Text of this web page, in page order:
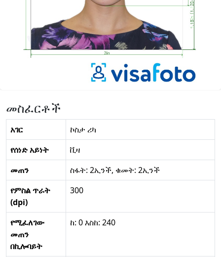
መስፈርቶች
አገር
ኮስታ ሪካ
የሰነድ አይነት
ቪዛ
መጠን
ስፋት: 2ኢንች, ቁመት: 2ኢንች
የምስል ጥራት
(dpi)
300
የሚፈለገው
መጠን
በኪሎባይት
ከ: 0 እስከ: 240